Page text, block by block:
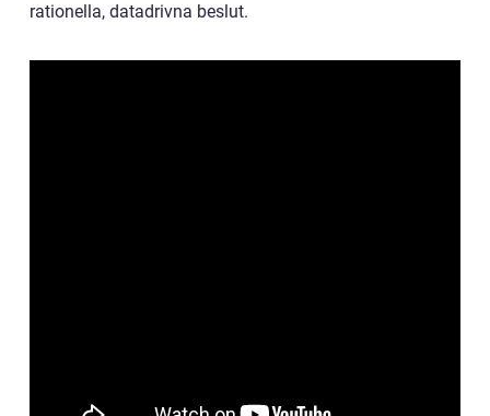
rationella, datadrivna beslut.